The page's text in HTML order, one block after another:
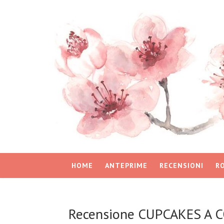
HOME ANTEPRIME RECENSIONI
Recensione CUPCAKES A